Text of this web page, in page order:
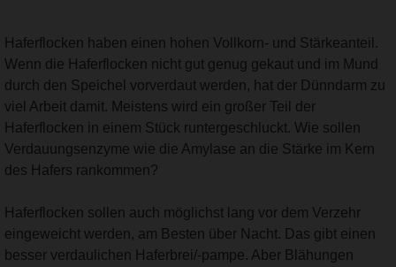
Haferflocken haben einen hohen Vollkorn- und Stärkeanteil.
Wenn die Haferflocken nicht gut genug gekaut und im Mund
durch den Speichel vorverdaut werden, hat der Dünndarm zu
viel Arbeit damit. Meistens wird ein großer Teil der
Haferflocken in einem Stück runtergeschluckt. Wie sollen
Verdauungsenzyme wie die Amylase an die Stärke im Kern
des Hafers rankommen?
Haferflocken sollen auch möglichst lang vor dem Verzehr
eingeweicht werden, am Besten über Nacht. Das gibt einen
besser verdaulichen Haferbrei/-pampe. Aber Blähungen